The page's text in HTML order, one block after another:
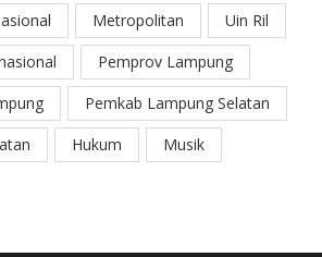
Metropolitan
Uin Ril
Pemprov Lampung
Pemkab Lampung Selatan
Hukum Musik